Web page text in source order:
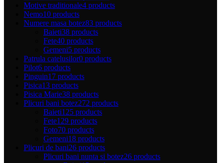
Motive traditionale4 products
Nemo10 products
Numere masa botez83 products
Baieti38 products
Fete40 products
Gemeni5 products
Patrula catelusilor0 products
Pilot6 products
Pinguin17 products
Pisica13 products
Pisica Marie38 products
Plicuri bani botez272 products
Baieti125 products
Fete129 products
Foto70 products
Gemeni18 products
Plicuri de bani26 products
Plicuri bani nunta si botez26 products